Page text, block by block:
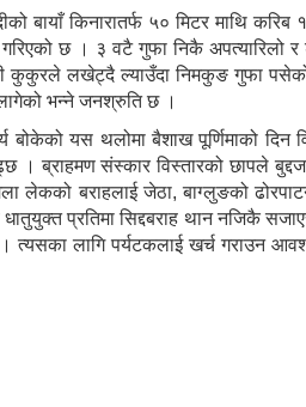
बायाँ किनारातर्फ ५० मिटर माथि
छ । ३ वटै गुफा निकै अपत्यारिलो र
कुकुरले लखेट्दै ल्याउँदा निमकुङ गुफा
लागेको भन्ने जनश्रुति छ ।
बोकेको यस थलोमा बैशाख पूर्णिमाको
ब्राहमण संस्कार विस्तारको छापले
लेकको बराहलाई जेठा, बाग्लुङको
धातुयुक्त प्रतिमा सिद्दबराह थान नजिकै
लागि पर्यटकलाई खर्च गराउन